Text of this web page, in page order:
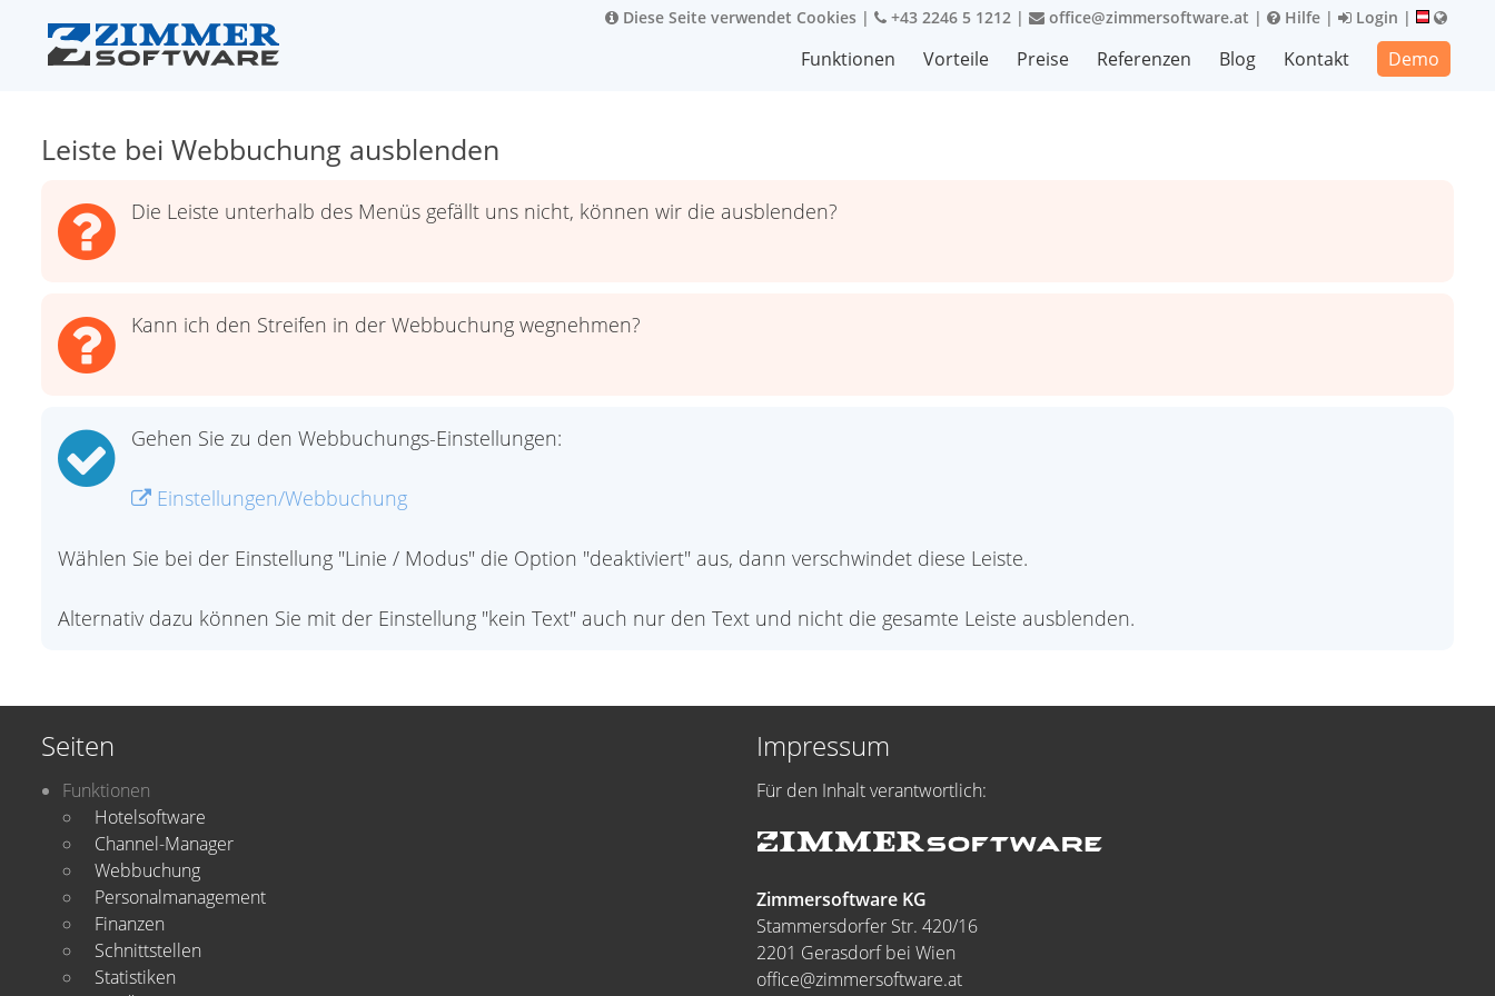
Diese Seite verwendet Cookies | +43 2246 5 1212 | office@zimmersoftware.at | Hilfe | Login |
Funktionen Vorteile Preise Referenzen Blog Kontakt Demo
Leiste bei Webbuchung ausblenden
Die Leiste unterhalb des Menüs gefällt uns nicht, können wir die ausblenden?
Kann ich den Streifen in der Webbuchung wegnehmen?
Gehen Sie zu den Webbuchungs-Einstellungen:
Einstellungen/Webbuchung
Wählen Sie bei der Einstellung "Linie / Modus" die Option "deaktiviert" aus, dann verschwindet diese Leiste.
Alternativ dazu können Sie mit der Einstellung "kein Text" auch nur den Text und nicht die gesamte Leiste ausblenden.
Seiten
Funktionen
Hotelsoftware
Channel-Manager
Webbuchung
Personalmanagement
Finanzen
Schnittstellen
Statistiken
Impressum
Für den Inhalt verantwortlich:
Zimmersoftware KG
Stammersdorfer Str. 420/16
2201 Gerasdorf bei Wien
office@zimmersoftware.at